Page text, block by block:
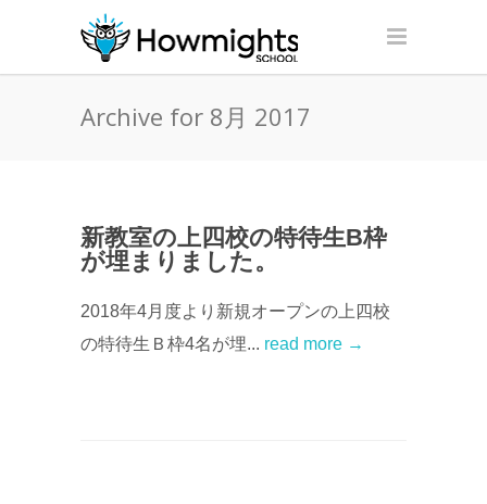
Archive for 8月 2017
新教室の上四校の特待生B枠
が埋まりました。
2018年4月度より新規オープンの上四校
の特待生Ｂ枠4名が埋... read more →